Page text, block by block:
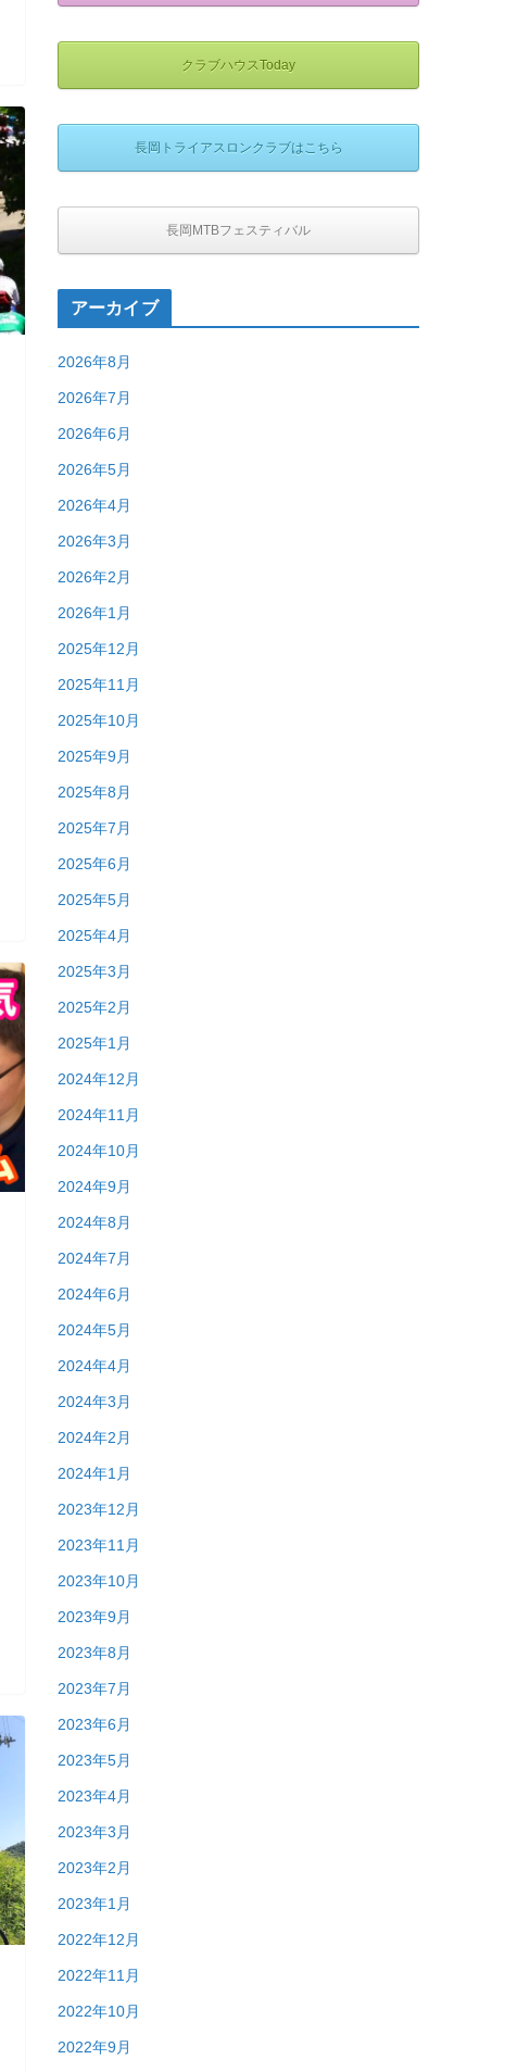
クラブハウスToday
長岡トライアスロンクラブはこちら
長岡MTBフェスティバル
アーカイブ
2026年8月
2026年7月
2026年6月
2026年5月
2026年4月
2026年3月
2026年2月
2026年1月
2025年12月
2025年11月
2025年10月
2025年9月
2025年8月
2025年7月
2025年6月
2025年5月
2025年4月
2025年3月
2025年2月
2025年1月
2024年12月
2024年11月
2024年10月
2024年9月
2024年8月
2024年7月
2024年6月
2024年5月
2024年4月
2024年3月
2024年2月
2024年1月
2023年12月
2023年11月
2023年10月
2023年9月
2023年8月
2023年7月
2023年6月
2023年5月
2023年4月
2023年3月
2023年2月
2023年1月
2022年12月
2022年11月
2022年10月
2022年9月